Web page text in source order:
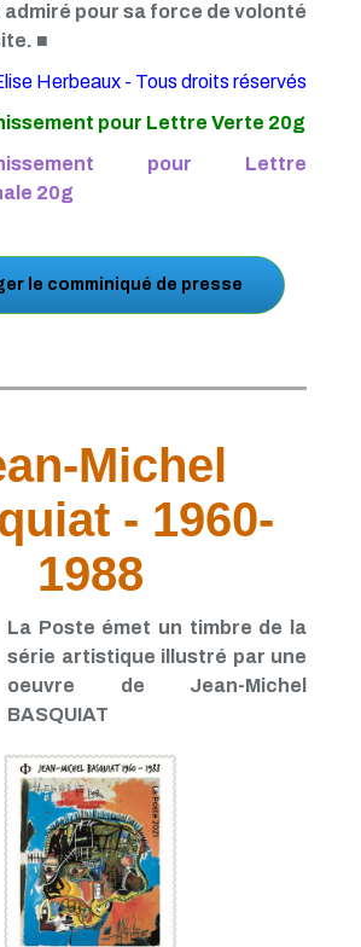
pour sa force de volonté
■
Herbeaux - Tous droits réservés
pour Lettre Verte 20g
pour Lettre
20g
le comminiqué de presse
Michel
- 1960-
1988
La Poste émet un timbre de la
série artistique illustré par une
oeuvre de Jean-Michel
BASQUIAT